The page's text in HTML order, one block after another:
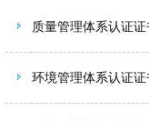
质量管理体系认证证
环境管理体系认证证